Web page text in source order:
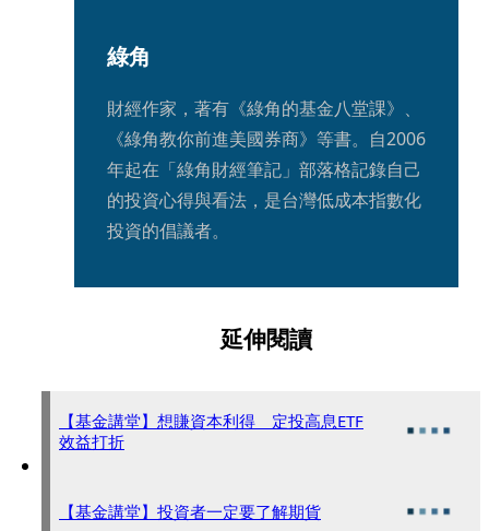
綠角
財經作家，著有《綠角的基金八堂課》、
《綠角教你前進美國券商》等書。自2006
年起在「綠角財經筆記」部落格記錄自己
的投資心得與看法，是台灣低成本指數化
投資的倡議者。
延伸閱讀
【基金講堂】想賺資本利得 定投高息ETF
效益打折
【基金講堂】投資者一定要了解期貨